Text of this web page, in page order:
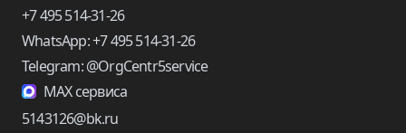
+7 495 514-31-26
WhatsApp: +7 495 514-31-26
Telegram: @OrgCentr5service
MAX сервиса
5143126@bk.ru